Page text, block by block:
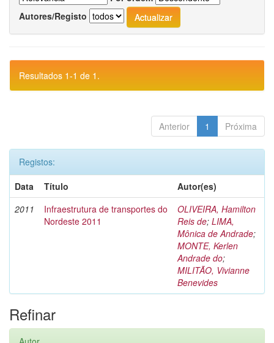
Autores/Registo
Resultados 1-1 de 1.
Anterior 1 Próxima
Registos:
Data
Título
Autor(es)
2011
Infraestrutura de transportes do
Nordeste 2011
OLIVEIRA, Hamilton
Reis de; LIMA,
Mônica de Andrade;
MONTE, Kerlen
Andrade do;
MILITÃO, Vivianne
Benevides
Refinar